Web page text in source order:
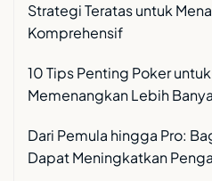
Strategi Teratas untuk
Komprehensif
10 Tips Penting Poker
Memenangkan Lebih
Dari Pemula hingga Pro:
Dapat Meningkatkan